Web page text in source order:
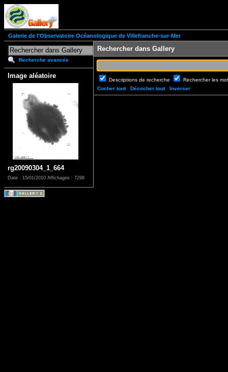
Galerie de l'Observatoire Océanologique de Villefranche-sur-Mer
Recherche avancée
Image aléatoire
rg20090304_1_664
Date : 15/01/2010 Affichages : 7298
Rechercher dans Gallery
Descriptions de recherche
Rechercher les
Cocher tout
Décocher tout Inverser